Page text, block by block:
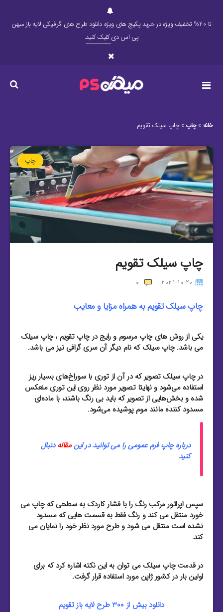
تا 20% تخفیف ویژه در خرید پکیج های ویژه دانلود طرح های گرافیکی لایه باز میهن
پی اس دیکلیک کنید.
خانه »چاپ »چاپ سیلک تقویم
چاپ
چاپ سیلک تقویم
2021-10-20
0
چاپ سیلک تقویم به همراه مزایا و معایب
یکی از روش های چاپ مرسوم و رایج در چاپ تقویم ، چاپ سیلک
می باشد. چاپ سیلک که نام دیگر آن سری گرافی نیز می باشد.
در چاپ سیلک تصویر که در آن از توری با سوراخ‌های بسیار ریز
استفاده می‌شود و نهایتا تصویر مورد نظر روی این توری منعکس
شده و بخش‌هایی از تصویر که باید بی رنگ باشند، با ماده‌ای
مسدود کننده مانند موم پوشیده می‌شود.
درباره چاپ فرم عمومی را می توانید در اینمقاله دنبال
کنید
سپس اپراتور مرکب رنگ را با فشار کاردک به سطحی که چاپ می
خورد منتقل می کند و رنگ فقط به قسمت هایی که مسدود
نشده است منتقل می شود و طرح مورد نظر خود را نمایان می
کند.
در قدمت چاپ سیلک می توان به این نکته اشاره کرد که برای
اولین بار در کشور ژاپن مورد استفاده قرار گرفت.
دانلود بیش از 300 طرح لایه باز تقویم